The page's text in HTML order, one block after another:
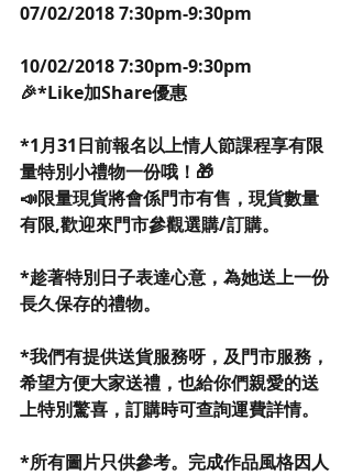
07/02/2018 7:30pm-9:30pm
10/02/2018 7:30pm-9:30pm
🎉*Like加Share優惠
*1月31日前報名以上情人節課程享有限
量特別小禮物一份哦！🎁
📣限量現貨將會係門市有售，現貨數量
有限,歡迎來門市參觀選購/訂購。
*趁著特別日子表達心意，為她送上一份
長久保存的禮物。
*我們有提供送貨服務呀，及門市服務，
希望方便大家送禮，也給你們親愛的送
上特別驚喜，訂購時可查詢運費詳情。
*所有圖片只供參考。完成作品風格因人